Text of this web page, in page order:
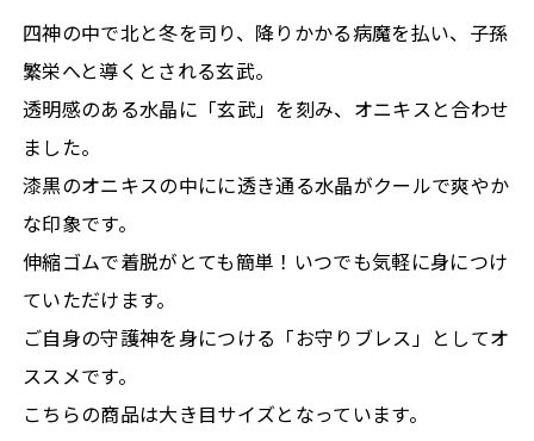
四神の中で北と冬を司り、降りかかる病魔を払い、子孫
繁栄へと導くとされる玄武。
透明感のある水晶に「玄武」を刻み、オニキスと合わせ
ました。
漆黒のオニキスの中にに透き通る水晶がクールで爽やか
な印象です。
伸縮ゴムで着脱がとても簡単！いつでも気軽に身につけ
ていただけます。
ご自身の守護神を身につける「お守りブレス」としてオ
ススメです。
こちらの商品は大き目サイズとなっています。